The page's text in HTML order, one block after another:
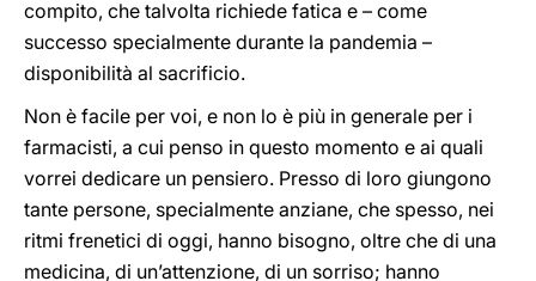
compito, che talvolta richiede fatica e – come
successo specialmente durante la pandemia –
disponibilità al sacrificio.
Non è facile per voi, e non lo è più in generale per i
farmacisti, a cui penso in questo momento e ai quali
vorrei dedicare un pensiero. Presso di loro giungono
tante persone, specialmente anziane, che spesso, nei
ritmi frenetici di oggi, hanno bisogno, oltre che di una
medicina, di un’attenzione, di un sorriso; hanno